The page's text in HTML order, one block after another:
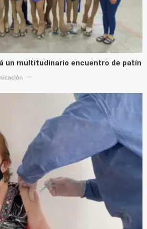
un multitudinario encuentro de patín